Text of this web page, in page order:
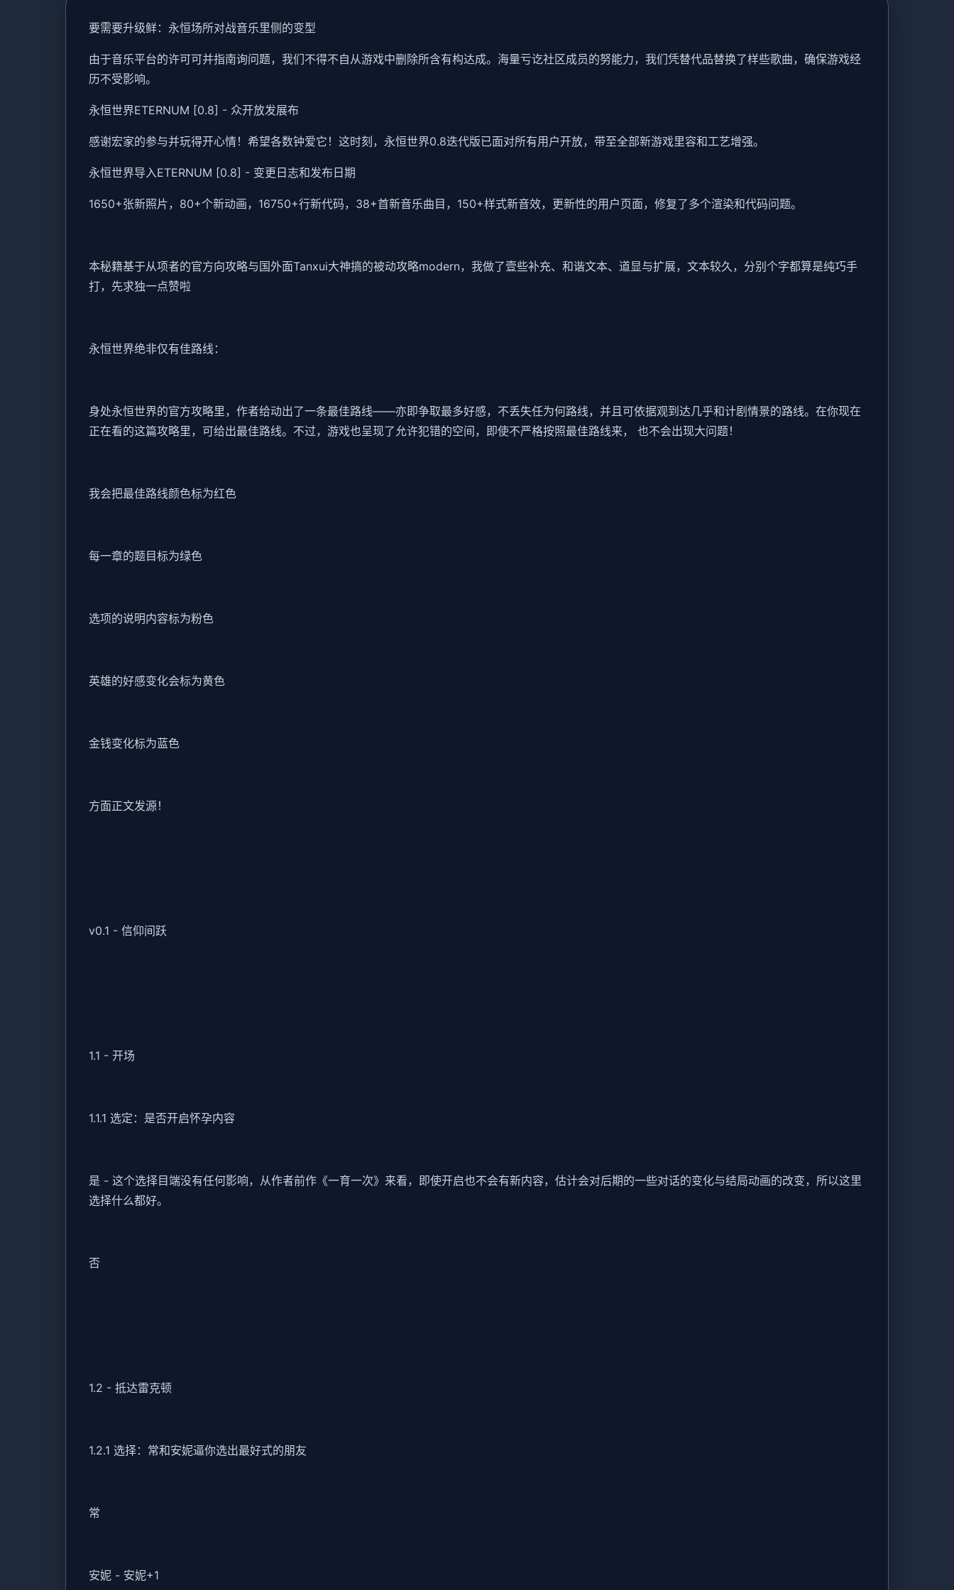
要需要升级鲜：永恒场所对战音乐里侧的变型
由于音乐平台的许可可并指南询问题，我们不得不自从游戏中删除所含有构达成。海量亏讫社区成员的努能力，我们凭替代品替换了样些歌曲，确保游戏经
历不受影响。
永恒世界ETERNUM [0.8] - 众开放发展布
感谢宏家的参与并玩得开心情！希望各数钟爱它！这时刻，永恒世界0.8迭代版已面对所有用户开放，带至全部新游戏里容和工艺增强。
永恒世界导入ETERNUM [0.8] - 变更日志和发布日期
1650+张新照片，80+个新动画，16750+行新代码，38+首新音乐曲目，150+样式新音效，更新性的用户页面，修复了多个渲染和代码问题。
本秘籍基于从项者的官方向攻略与国外面Tanxui大神搞的被动攻略modern，我做了壹些补充、和谐文本、道显与扩展，文本较久，分别个字都算是纯巧手
打，先求独一点赞啦
永恒世界绝非仅有佳路线：
身处永恒世界的官方攻略里，作者给动出了一条最佳路线——亦即争取最多好感，不丢失任为何路线，并且可依据观到达几乎和计剧情景的路线。在你现在
正在看的这篇攻略里，可给出最佳路线。不过，游戏也呈现了允许犯错的空间，即使不严格按照最佳路线来， 也不会出现大问题！
我会把最佳路线颜色标为红色
每一章的题目标为绿色
选项的说明内容标为粉色
英雄的好感变化会标为黄色
金钱变化标为蓝色
方面正文发源！
v0.1 - 信仰间跃
1.1 - 开场
1.1.1 选定：是否开启怀孕内容
是 - 这个选择目端没有任何影响，从作者前作《一育一次》来看，即使开启也不会有新内容，估计会对后期的一些对话的变化与结局动画的改变，所以这里
选择什么都好。
否
1.2 - 抵达雷克顿
1.2.1 选择：常和安妮逼你选出最好式的朋友
常
安妮 - 安妮+1